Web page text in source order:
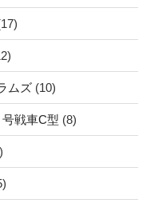
ムズ (10)
戦車C型 (8)